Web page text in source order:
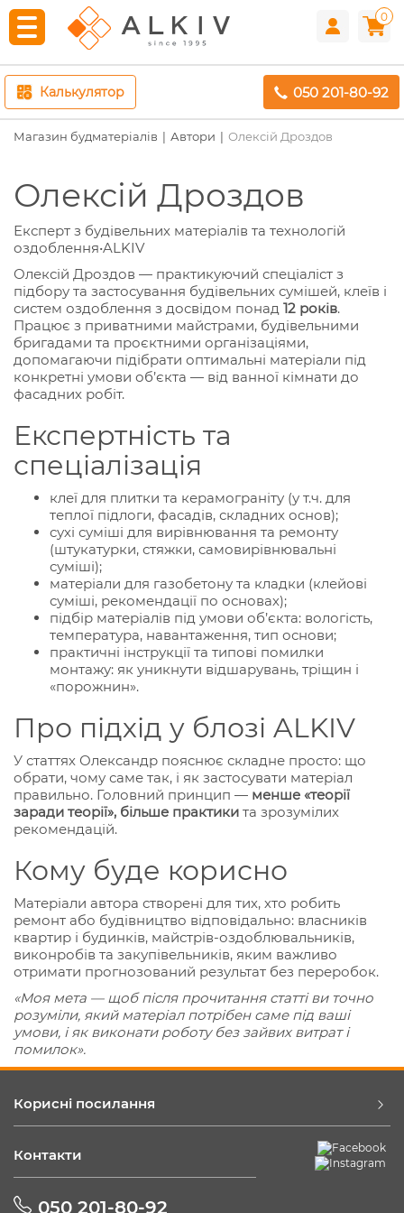
0
Калькулятор 050 201-80-92
Магазин будматеріалів Автори Олексій Дроздов
Олексій Дроздов
Експерт з будівельних матеріалів та технологій
оздоблення•ALKIV
Олексій Дроздов — практикуючий спеціаліст з
підбору та застосування будівельних сумішей, клеїв і
систем оздоблення з досвідом понад 12 років.
Працює з приватними майстрами, будівельними
бригадами та проєктними організаціями,
допомагаючи підібрати оптимальні матеріали під
конкретні умови об’єкта — від ванної кімнати до
фасадних робіт.
Експертність та
спеціалізація
клеї для плитки та керамограніту (у т.ч. для
теплої підлоги, фасадів, складних основ);
сухі суміші для вирівнювання та ремонту
(штукатурки, стяжки, самовирівнювальні
суміші);
матеріали для газобетону та кладки (клейові
суміші, рекомендації по основах);
підбір матеріалів під умови об’єкта: вологість,
температура, навантаження, тип основи;
практичні інструкції та типові помилки
монтажу: як уникнути відшарувань, тріщин і
«порожнин».
Про підхід у блозі ALKIV
У статтях Олександр пояснює складне просто: що
обрати, чому саме так, і як застосувати матеріал
правильно. Головний принцип — менше «теорії
заради теорії», більше практики та зрозумілих
рекомендацій.
Кому буде корисно
Матеріали автора створені для тих, хто робить
ремонт або будівництво відповідально: власників
квартир і будинків, майстрів-оздоблювальників,
виконробів та закупівельників, яким важливо
отримати прогнозований результат без переробок.
«Моя мета — щоб після прочитання статті ви точно
розуміли, який матеріал потрібен саме під ваші
умови, і як виконати роботу без зайвих витрат і
помилок».
Корисні посилання
Контакти
050 201-80-92